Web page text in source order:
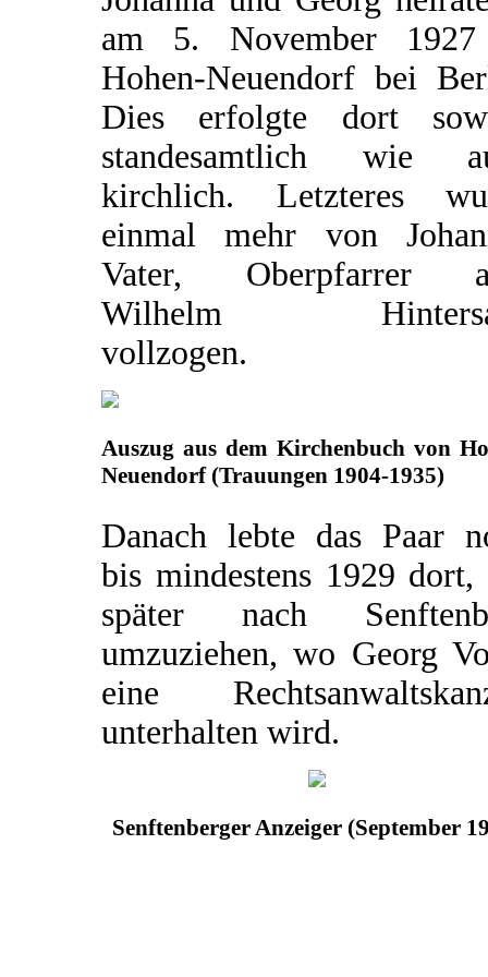
am 5. November
Hohen-Neuendorf bei
Dies erfolgte dort
standesamtlich wie
kirchlich. Letzteres
einmal mehr von
Vater, Oberpfarrer
Wilhelm
vollzogen.
Auszug aus dem Kirchenbuch von
Neuendorf (Trauungen 1904-1935)
Danach lebte das Paar
bis mindestens 1929 dort,
später nach
umzuziehen, wo Georg
eine
unterhalten wird.
Senftenberger Anzeiger (September